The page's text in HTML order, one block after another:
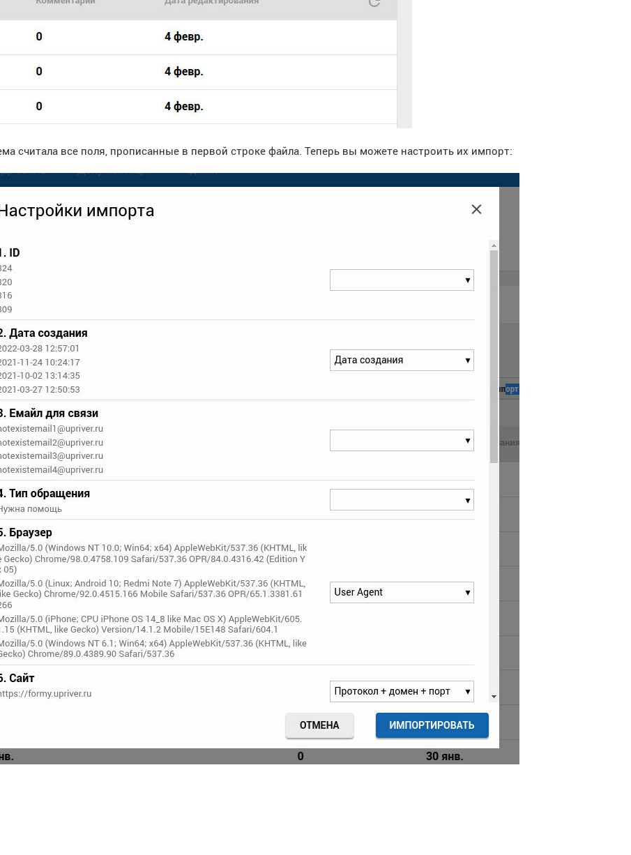
считала все поля, прописанные в первой строке файла. Теперь вы можете настроить их импорт: